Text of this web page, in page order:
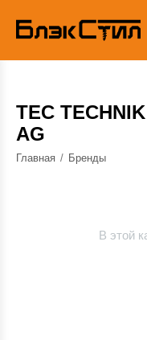
TEC
AG
Главная / Бренды
В этой